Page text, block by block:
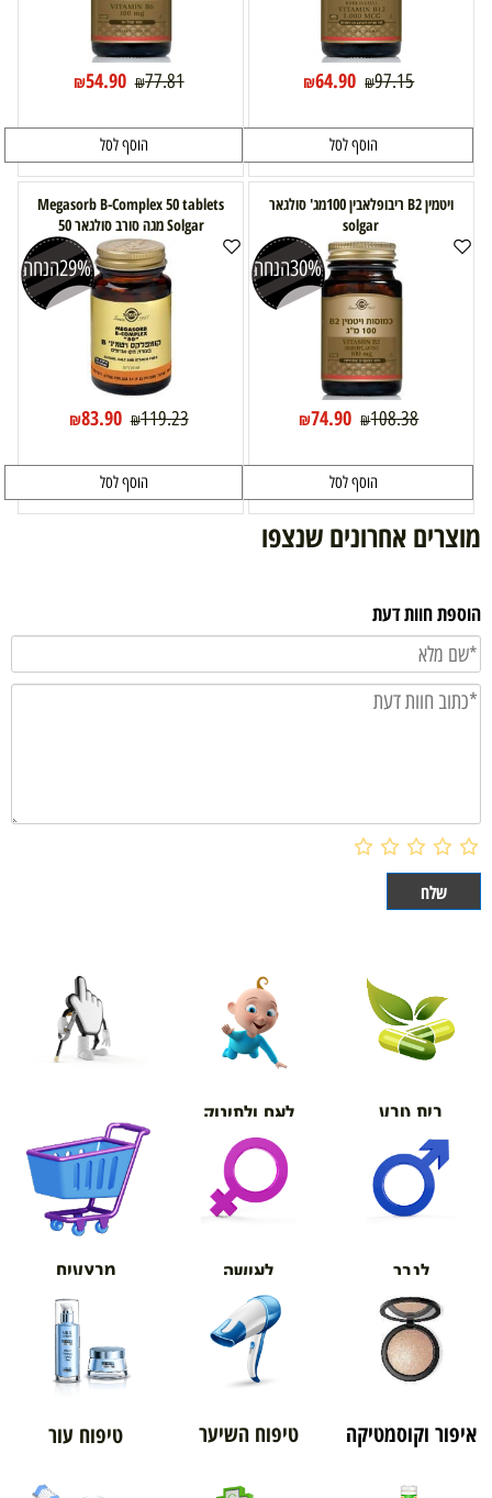
₪97.15
₪64.90
הוסף לסל
₪77.81
₪54.90
הוסף לסל
ויטמין B2 ריבופלאבין 100מג' סולגאר
solgar
30%הנחה
₪108.38
₪74.90
הוסף לסל
Megasorb B-Complex 50 tablets
Solgar מגה סורב סולגאר 50
29%הנחה
₪119.23
₪83.90
הוסף לסל
מוצרים אחרונים שנצפו
הוספת חוות דעת
בית טבע לאם ולתינוק
אורטופדיה
לגבר לאישה מבצעים
איפור וקוסמטיקה טיפוח השיער טיפוח עור